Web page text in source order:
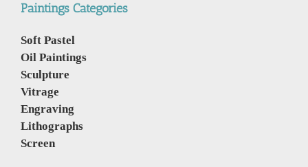
Paintings Categories
Soft Pastel
Oil Paintings
Sculpture
Vitrage
Engraving
Lithographs
Screen